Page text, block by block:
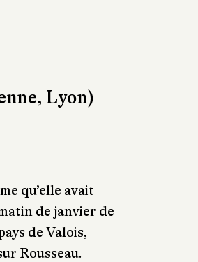
Lyon)
qu’elle avait
de janvier de
de Valois,
Rousseau.